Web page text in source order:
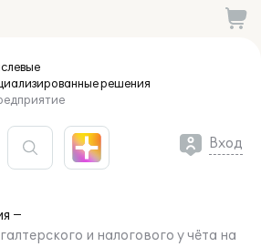
решения
Вход
и налогового у чёта на